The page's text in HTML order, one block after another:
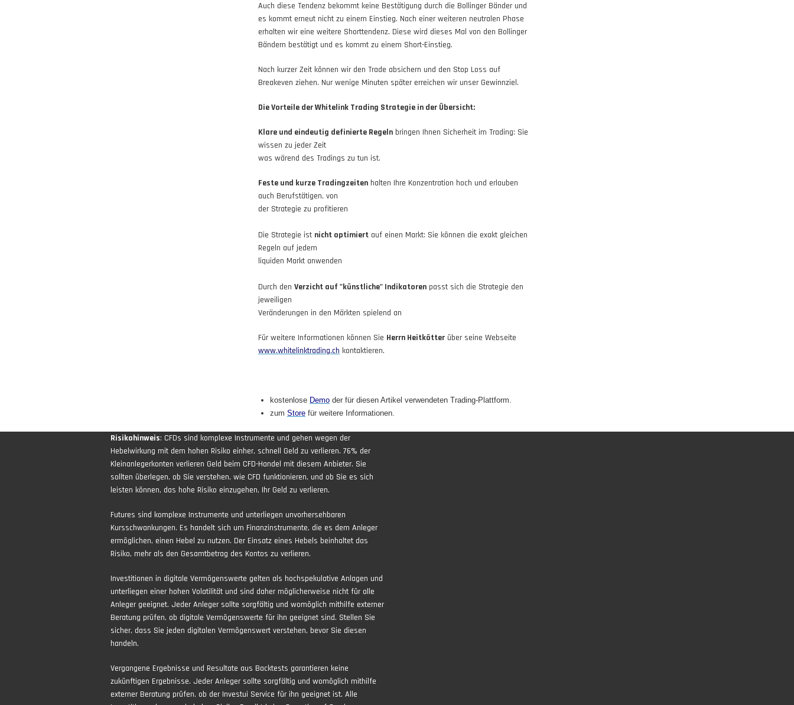
Auch diese Tendenz bekommt keine Bestätigung durch die Bollinger Bänder und
es kommt erneut nicht zu einem Einstieg. Nach einer weiteren neutralen Phase
erhalten wir eine weitere Shorttendenz. Diese wird dieses Mal von den Bollinger
Bändern bestätigt und es kommt zu einem Short-Einstieg.
Nach kurzer Zeit können wir den Trade absichern und den Stop Loss auf
Breakeven ziehen. Nur wenige Minuten später erreichen wir unser Gewinnziel.
Die Vorteile der Whitelink Trading Strategie in der Übersicht:
Klare und eindeutig definierte Regeln bringen Ihnen Sicherheit im Trading: Sie
wissen zu jeder Zeit
was wärend des Tradings zu tun ist.
Feste und kurze Tradingzeiten halten Ihre Konzentration hoch und erlauben
auch Berufstätigen, von
der Strategie zu profitieren
Die Strategie ist nicht optimiert auf einen Markt: Sie können die exakt gleichen
Regeln auf jedem
liquiden Markt anwenden
Durch den Verzicht auf "künstliche" Indikatoren passt sich die Strategie den
jeweiligen
Veränderungen in den Märkten spielend an
Für weitere Informationen können Sie Herrn Heitkötter über seine Webseite
www.whitelinktrading.ch kontaktieren.
kostenlose Demo der für diesen Artikel verwendeten Trading-Plattform.
zum Store für weitere Informationen.
Risikohinweis: CFDs sind komplexe Instrumente und gehen wegen der
Hebelwirkung mit dem hohen Risiko einher, schnell Geld zu verlieren. 76% der
Kleinanlegerkonten verlieren Geld beim CFD-Handel mit diesem Anbieter. Sie
sollten überlegen, ob Sie verstehen, wie CFD funktionieren, und ob Sie es sich
leisten können, das hohe Risiko einzugehen, Ihr Geld zu verlieren.
Futures sind komplexe Instrumente und unterliegen unvorhersehbaren
Kursschwankungen. Es handelt sich um Finanzinstrumente, die es dem Anleger
ermöglichen, einen Hebel zu nutzen. Der Einsatz eines Hebels beinhaltet das
Risiko, mehr als den Gesamtbetrag des Kontos zu verlieren.
Investitionen in digitale Vermögenswerte gelten als hochspekulative Anlagen und
unterliegen einer hohen Volatilität und sind daher möglicherweise nicht für alle
Anleger geeignet. Jeder Anleger sollte sorgfältig und womöglich mithilfe externer
Beratung prüfen, ob digitale Vermögenswerte für ihn geeignet sind. Stellen Sie
sicher, dass Sie jeden digitalen Vermögenswert verstehen, bevor Sie diesen
handeln.
Vergangene Ergebnisse und Resultate aus Backtests garantieren keine
zukünftigen Ergebnisse. Jeder Anleger sollte sorgfältig und womöglich mithilfe
externer Beratung prüfen, ob der Investui Service für ihn geeignet ist. Alle